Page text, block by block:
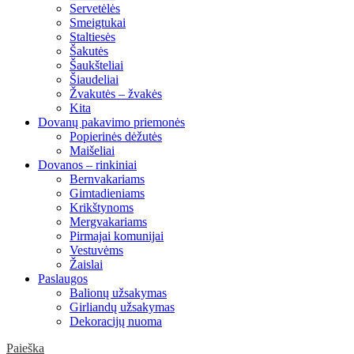
Servetėlės
Smeigtukai
Staltiesės
Šakutės
Šaukšteliai
Šiaudeliai
Žvakutės – žvakės
Kita
Dovanų pakavimo priemonės
Popierinės dėžutės
Maišeliai
Dovanos – rinkiniai
Bernvakariams
Gimtadieniams
Krikštynoms
Mergvakariams
Pirmajai komunijai
Vestuvėms
Žaislai
Paslaugos
Balionų užsakymas
Girliandų užsakymas
Dekoracijų nuoma
Paieška